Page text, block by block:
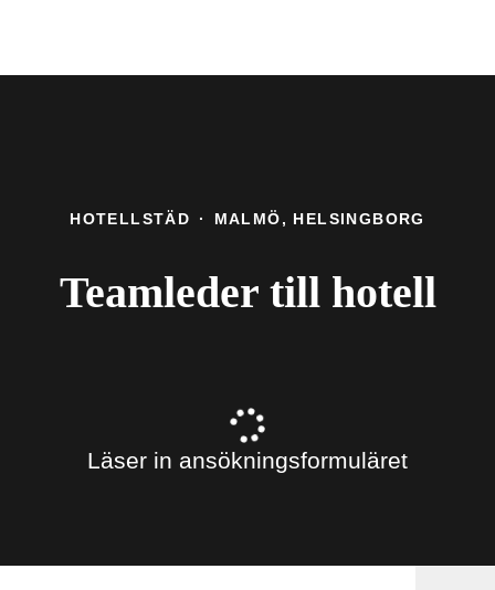
HOTELLSTÄD · MALMÖ, HELSINGBORG
Teamleder till hotell
Läser in ansökningsformuläret